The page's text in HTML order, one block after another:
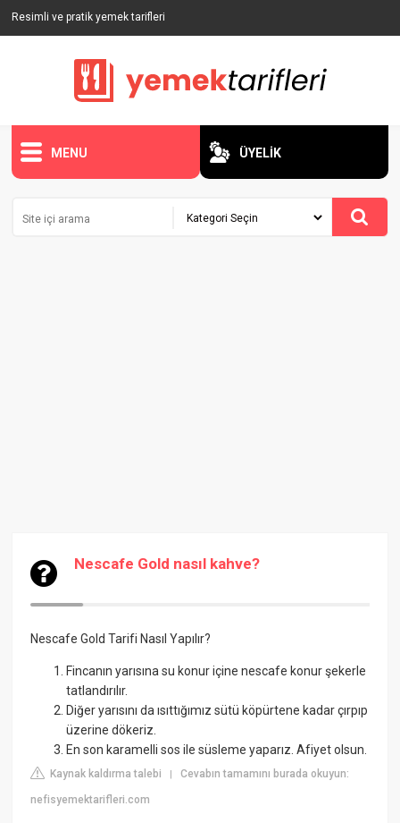
Resimli ve pratik yemek tarifleri
MENU ÜYELİK
Nescafe Gold nasıl kahve?
Nescafe Gold Tarifi Nasıl Yapılır?
Fincanın yarısına su konur içine nescafe konur şekerle
tatlandırılır.
Diğer yarısını da ısıttığımız sütü köpürtene kadar çırpıp
üzerine dökeriz.
En son karamelli sos ile süsleme yaparız. Afiyet olsun.
Kaynak kaldırma talebi |Cevabın tamamını burada okuyun:
nefisyemektarifleri.com